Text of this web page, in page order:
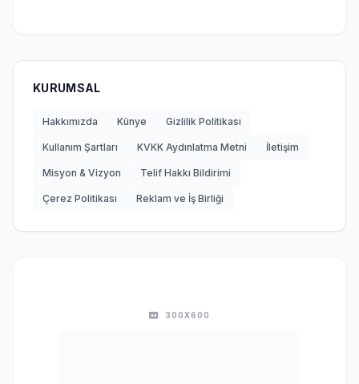
KURUMSAL
Hakkımızda Künye Gizlilik Politikası
Kullanım Şartları KVKK Aydınlatma Metni İletişim
Misyon & Vizyon Telif Hakkı Bildirimi
Çerez Politikası Reklam ve İş Birliği
300X600